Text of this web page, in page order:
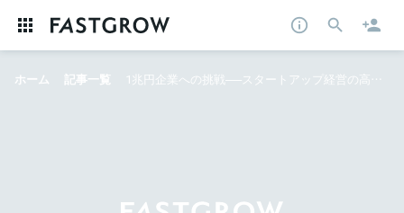
ホーム 記事一覧 1兆円企業への挑戦──スタートアップ経営の高度化とラクスルBizDevの進化